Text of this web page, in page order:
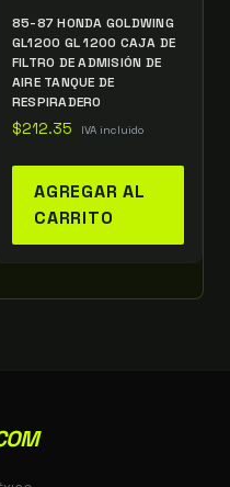
85-87 HONDA GOLDWING
GL1200 GL 1200 CAJA DE
FILTRO DE ADMISIÓN DE
AIRE TANQUE DE
RESPIRADERO
$212.35 IVA incluido
AGREGAR AL
CARRITO